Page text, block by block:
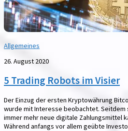
Allgemeines
26. August 2020
5 Trading Robots im Visier
Der Einzug der ersten Kryptowährung
wurde mit Interesse beobachtet. Seitdem
immer mehr neue digitale Zahlungsmittel
Während anfangs vor allem geübte